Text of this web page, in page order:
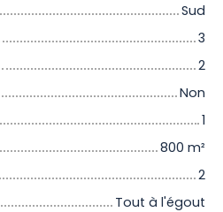
Sud
3
2
Non
1
800 m²
2
Tout à l'égout